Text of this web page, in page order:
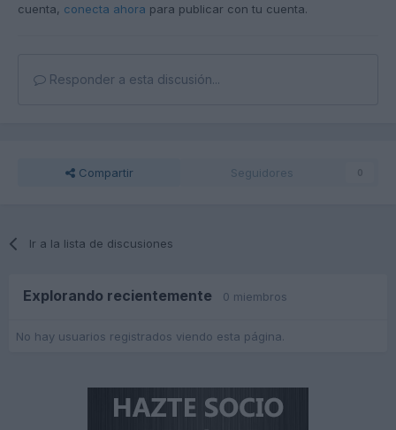
cuenta, conecta ahora para publicar con tu cuenta.
Responder a esta discusión...
Compartir Seguidores 0
Ir a la lista de discusiones
Explorando recientemente 0 miembros
No hay usuarios registrados viendo esta página.